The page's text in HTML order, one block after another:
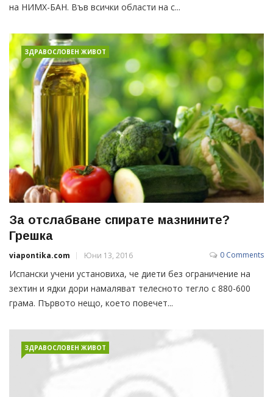
на НИМХ-БАН. Във всички области на с...
ЗДРАВОСЛОВЕН ЖИВОТ
За отслабване спирате мазнините?
Грешка
viapontika.com Юни 13, 2016 0 Comments
Испански учени установиха, че диети без ограничение на
зехтин и ядки дори намаляват телесното тегло с 880-600
грама. Първото нещо, което повечет...
ЗДРАВОСЛОВЕН ЖИВОТ